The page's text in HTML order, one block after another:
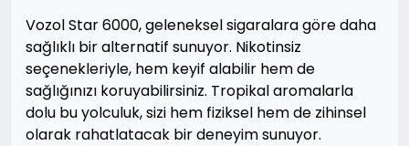
Vozol Star 6000, geleneksel sigaralara göre daha
sağlıklı bir alternatif sunuyor. Nikotinsiz
seçenekleriyle, hem keyif alabilir hem de
sağlığınızı koruyabilirsiniz. Tropikal aromalarla
dolu bu yolculuk, sizi hem fiziksel hem de zihinsel
olarak rahatlatacak bir deneyim sunuyor.